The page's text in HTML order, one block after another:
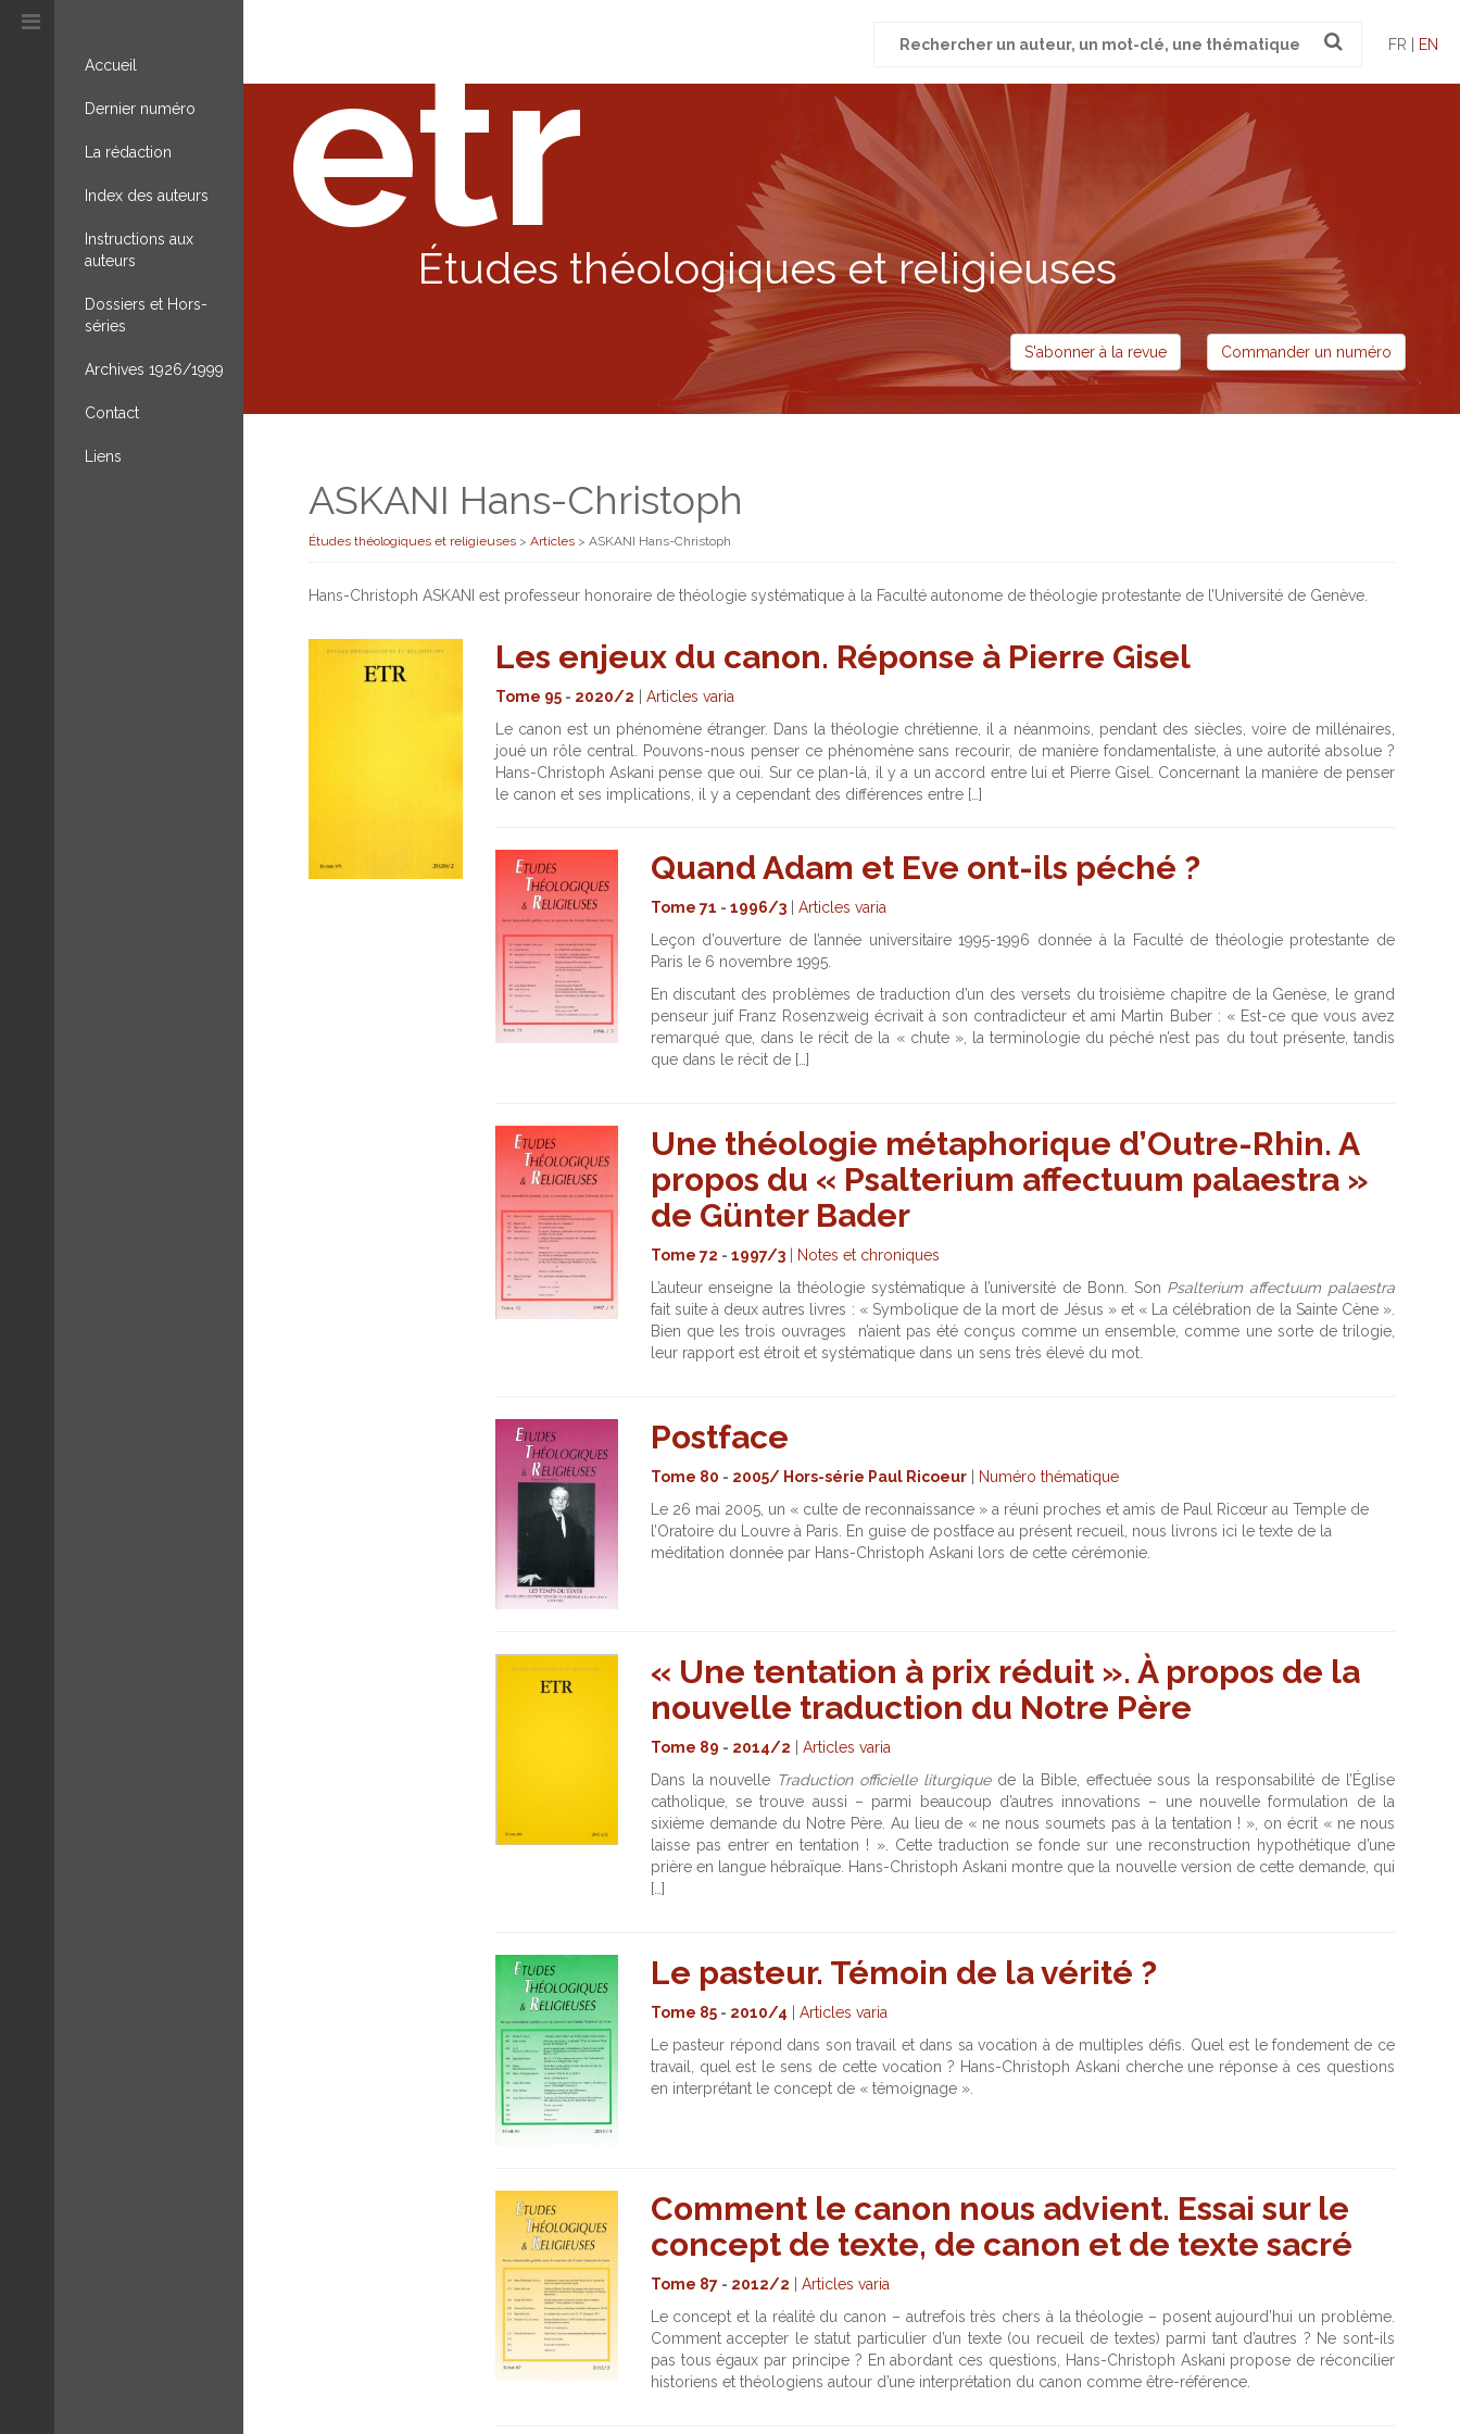
Accueil
Dernier numéro
La rédaction
Index des auteurs
Instructions aux
auteurs
Dossiers et Hors-
séries
Archives 1926/1999
Contact
Liens
pour
FR | EN
etr
Études théologiques et religieuses
S'abonner à la revue Commander un numéro
ASKANI Hans-Christoph
Études théologiques et religieuses > Articles > ASKANI Hans-Christoph
Hans-Christoph ASKANI est professeur honoraire de théologie systématique à la Faculté autonome de théologie protestante de l’Université de Genève.
Les enjeux du canon. Réponse à Pierre Gisel
Tome 95- 2020/2
Articles varia
Le canon est un phénomène étranger. Dans la théologie chrétienne, il a néanmoins, pendant des siècles, voire de millénaires,
joué un rôle central. Pouvons-nous penser ce phénomène sans recourir, de manière fondamentaliste, à une autorité absolue ?
Hans-Christoph Askani pense que oui. Sur ce plan-là, il y a un accord entre lui et Pierre Gisel. Concernant la manière de penser
le canon et ses implications, il y a cependant des différences entre […]
Quand Adam et Eve ont-ils péché ?
Tome 71 - 1996/3| Articles varia
Leçon d’ouverture de l’année universitaire 1995-1996 donnée à la Faculté de théologie protestante de
Paris le 6 novembre 1995.
En discutant des problèmes de traduction d’un des versets du troisième chapitre de la Genèse, le grand
penseur juif Franz Rosenzweig écrivait à son contradicteur et ami Martin Buber : « Est-ce que vous avez
remarqué que, dans le récit de la « chute », la terminologie du péché n’est pas du tout présente, tandis
que dans le récit de […]
Une théologie métaphorique d’Outre-Rhin. A
propos du « Psalterium affectuum palaestra »
de Günter Bader
Tome 72 - 1997/3|
Notes et chroniques
L’auteur enseigne la théologie systématique à l’université de Bonn. Son Psalterium affectuum palaestra
fait suite à deux autres livres : « Symbolique de la mort de Jésus » et « La célébration de la Sainte Cène ».
Bien que les trois ouvrages n’aient pas été conçus comme un ensemble, comme une sorte de trilogie,
leur rapport est étroit et systématique dans un sens très élevé du mot.
Postface
Tome 80 - 2005/ Hors-série Paul Ricoeur|
Numéro thématique
Le 26 mai 2005, un « culte de reconnaissance » a réuni proches et amis de Paul Ricœur au Temple de
l’Oratoire du Louvre à Paris. En guise de postface au présent recueil, nous livrons ici le texte de la
méditation donnée par Hans-Christoph Askani lors de cette cérémonie.
« Une tentation à prix réduit ». À propos de la
nouvelle traduction du Notre Père
Tome 89 - 2014/2
Articles varia
Dans la nouvelle Traduction officielle liturgiquede la Bible, effectuée sous la responsabilité de l’Église
catholique, se trouve aussi – parmi beaucoup d’autres innovations – une nouvelle formulation de la
sixième demande du Notre Père. Au lieu de « ne nous soumets pas à la tentation ! », on écrit « ne nous
laisse pas entrer en tentation ! ». Cette traduction se fonde sur une reconstruction hypothétique d’une
prière en langue hébraïque. Hans-Christoph Askani montre que la nouvelle version de cette demande, qui
[…]
Le pasteur. Témoin de la vérité ?
Tome 85- 2010/4
Articles varia
Le pasteur répond dans son travail et dans sa vocation à de multiples défis. Quel est le fondement de ce
travail, quel est le sens de cette vocation ? Hans-Christoph Askani cherche une réponse à ces questions
en interprétant le concept de « témoignage ».
Comment le canon nous advient. Essai sur le
concept de texte, de canon et de texte sacré
Tome 87- 2012/2
Articles varia
Le concept et la réalité du canon – autrefois très chers à la théologie – posent aujourd’hui un problème.
Comment accepter le statut particulier d’un texte (ou recueil de textes) parmi tant d’autres ? Ne sont-ils
pas tous égaux par principe ? En abordant ces questions, Hans-Christoph Askani propose de réconcilier
historiens et théologiens autour d’une interprétation du canon comme être-référence.